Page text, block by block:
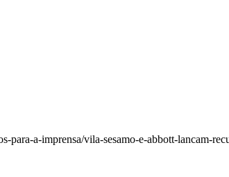
a-imprensa/vila-sesamo-e-abbott-lancam-